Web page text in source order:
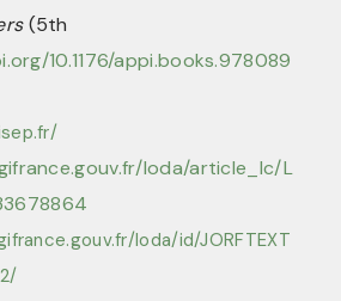
(5th
10.1176/appi.books.978089
loda/article_lc/L
loda/id/JORFTEXT